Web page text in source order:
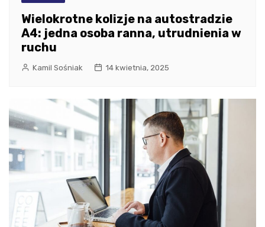
Wielokrotne kolizje na autostradzie
A4: jedna osoba ranna, utrudnienia w
ruchu
Kamil Sośniak 14 kwietnia, 2025